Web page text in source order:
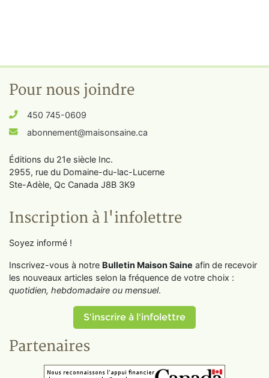
Pour nous joindre
450 745-0609
abonnement@maisonsaine.ca
Éditions du 21e siècle Inc.
2955, rue du Domaine-du-lac-Lucerne
Ste-Adèle, Qc Canada J8B 3K9
Inscription à l'infolettre
Soyez informé !
Inscrivez-vous à notre Bulletin Maison Saine afin de recevoir
les nouveaux articles selon la fréquence de votre choix :
quotidien, hebdomadaire ou mensuel.
S'inscrire à l'infolettre
Partenaires